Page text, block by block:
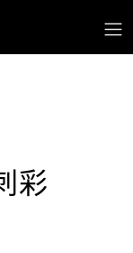
彩